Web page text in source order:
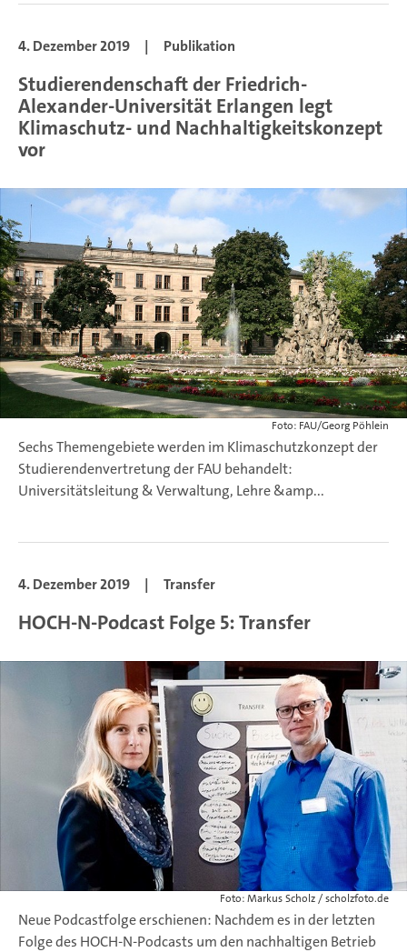
4. Dezember 2019 | Publikation
Studierendenschaft der Friedrich-
Alexander-Universität Erlangen legt
Klimaschutz- und Nachhaltigkeitskonzept
vor
Foto: FAU/Georg Pöhlein
Sechs Themengebiete werden im Klimaschutzkonzept der
Studierendenvertretung der FAU behandelt:
Universitätsleitung & Verwaltung, Lehre &amp...
4. Dezember 2019 | Transfer
HOCH-N-Podcast Folge 5: Transfer
Foto: Markus Scholz / scholzfoto.de
Neue Podcastfolge erschienen: Nachdem es in der letzten
Folge des HOCH-N-Podcasts um den nachhaltigen Betrieb